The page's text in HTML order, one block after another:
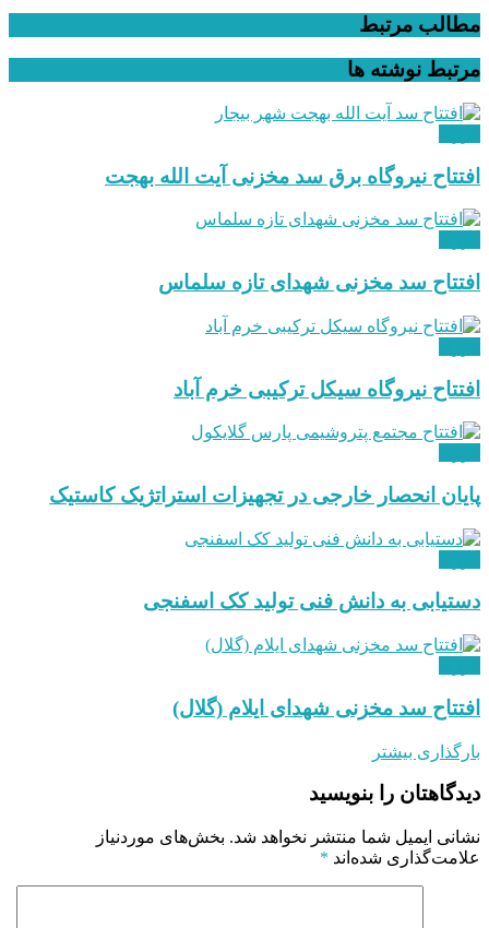
مطالب مرتبط
مرتبط نوشته ها
افتتاح نیروگاه برق سد مخزنی آیت الله بهجت
افتتاح سد مخزنی شهدای تازه سلماس
افتتاح نیروگاه سیکل ترکیبی خرم آباد
پایان انحصار خارجی در تجهیزات استراتژیک کاستیک
دستیابی به دانش فنی تولید کک اسفنجی
افتتاح سد مخزنی شهدای ایلام (گلال)
بارگذاری بیشتر
دیدگاهتان را بنویسید
نشانی ایمیل شما منتشر نخواهد شد. بخش‌های موردنیاز
علامت‌گذاری شده‌اند *